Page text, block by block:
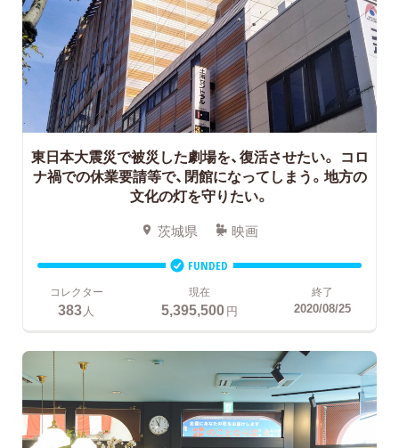
東日本大震災で被災した劇場を、復活させたい。 コロ
ナ禍での休業要請等で、閉館になってしまう。地方の
文化の灯を守りたい。
茨城県 映画
FUNDED
コレクター
383人
現在
5,395,500円
終了
2020/08/25